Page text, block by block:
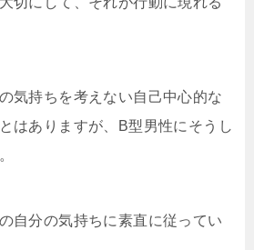
気持ちを考えない自己中心的な
はありますが、B型男性にそうし
自分の気持ちに素直に従ってい